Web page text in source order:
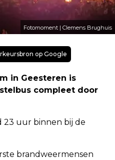
Fotomoment | Clemens Brughuis
op Google
in Geesteren is
compleet door
23 uur binnen bij de
brandweermensen